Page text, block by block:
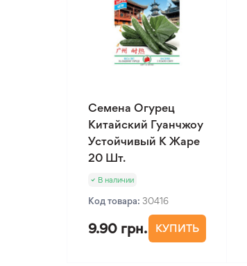
Семена Огурец
Китайский Гуанчжоу
Устойчивый К Жаре
20 Шт.
В наличии
Код товара: 30416
9.90 грн. КУПИТЬ